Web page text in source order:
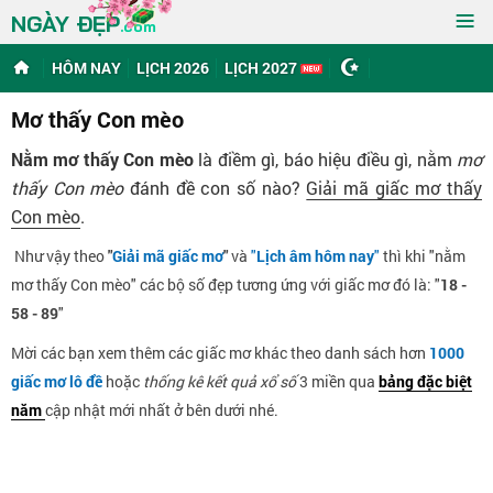
NGÀY ĐẸP.com ≡
HÔM NAY LỊCH 2026 LỊCH 2027
Mơ thấy Con mèo
Nằm mơ thấy Con mèolà điềm gì, báo hiệu điều gì, nằm mơ
thấy Con mèođánh đề con số nào? Giải mã giấc mơ thấy
Con mèo.
Như vậy theo"Giải mã giấc mơ"và "Lịch âm hôm nay" thì khi "nằm
mơ thấy Con mèo" các bộ số đẹp tương ứng với giấc mơ đó là: "18 -
58 - 89"
Mời các bạn xem thêm các giấc mơ khác theo danh sách hơn 1000
giấc mơ lô đề hoặc thống kê kết quả xổ số3 miền qua bảng đặc biệt
nămcập nhật mới nhất ở bên dưới nhé.